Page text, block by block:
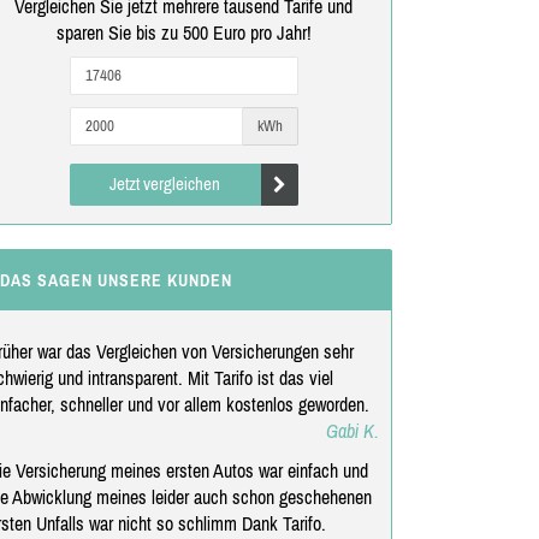
Vergleichen Sie jetzt mehrere tausend Tarife und
sparen Sie bis zu 500 Euro pro Jahr!
kWh
Jetzt vergleichen
DAS SAGEN UNSERE KUNDEN
war das Vergleichen von Versicherungen sehr
und intransparent. Mit Tarifo ist das viel
schneller und vor allem kostenlos geworden.
Gabi K.
Versicherung meines ersten Autos war einfach und
Abwicklung meines leider auch schon geschehenen
Unfalls war nicht so schlimm Dank Tarifo.